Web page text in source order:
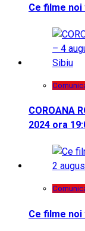
Ce filme noi
COROANA
2024 ora
Ce filme noi